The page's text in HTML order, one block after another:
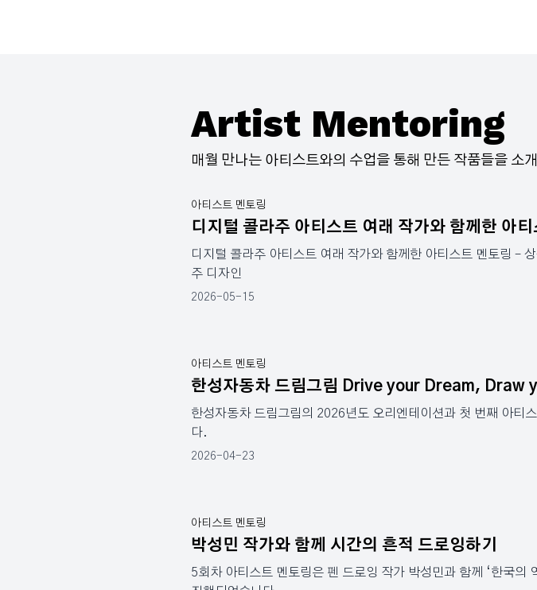
Artist Mentoring
매월 만나는 아티스트와의 수업을 통해 만든 작품들을 소
아티스트 멘토링
디지털 콜라주 아티스트 여래 작가와 함께한 아
디지털 콜라주 아티스트 여래 작가와 함께한 아티스트 멘토링 –
주 디자인
2026-05-15
아티스트 멘토링
한성자동차 드림그림 Drive your Dream, Draw
한성자동차 드림그림의 2026년도 오리엔테이션과 첫 번째 아티
다.
2026-04-23
아티스트 멘토링
박성민 작가와 함께 시간의 흔적 드로잉하기
5회차 아티스트 멘토링은 펜 드로잉 작가 박성민과 함께 ‘한국의